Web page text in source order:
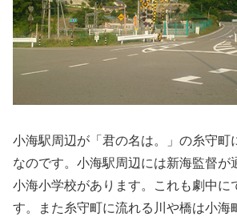
小海駅周辺が「君の名は。」の糸守町
なのです。小海駅周辺には新海監督が
小海小学校があります。これも劇中に
す。また糸守町に流れる川や橋は小海